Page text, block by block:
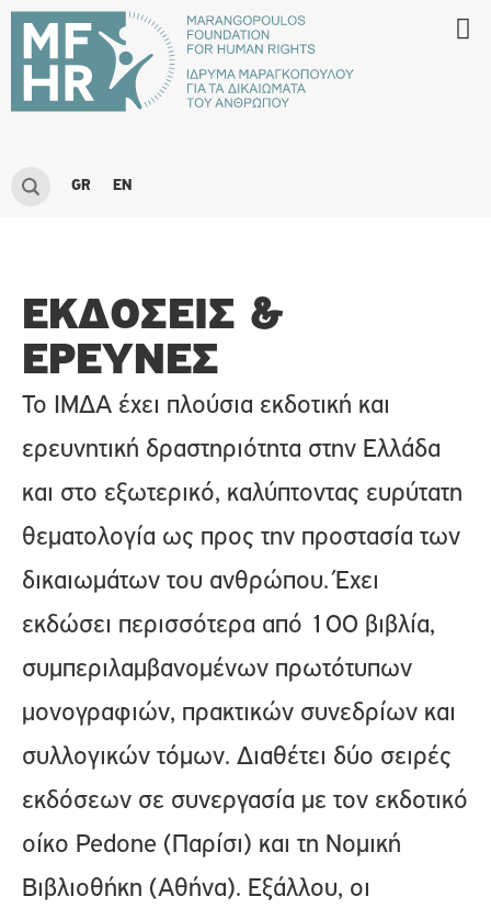
GR EN
ΕΚΔΌΣΕΙΣ &
ΈΡΕΥΝΕΣ
Το ΙΜΔΑ έχει πλούσια εκδοτική και
ερευνητική δραστηριότητα στην Ελλάδα
και στο εξωτερικό, καλύπτοντας ευρύτατη
θεματολογία ως προς την προστασία των
δικαιωμάτων του ανθρώπου. Έχει
εκδώσει περισσότερα από 100 βιβλία,
συμπεριλαμβανομένων πρωτότυπων
μονογραφιών, πρακτικών συνεδρίων και
συλλογικών τόμων. Διαθέτει δύο σειρές
εκδόσεων σε συνεργασία με τον εκδοτικό
οίκο Pedone (Παρίσι) και τη Νομική
Βιβλιοθήκη (Αθήνα). Εξάλλου, οι